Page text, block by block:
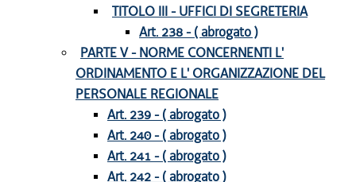
TITOLO III - UFFICI DI SEGRETERIA
Art. 238 - ( abrogato )
PARTE V - NORME CONCERNENTI L'
ORDINAMENTO E L' ORGANIZZAZIONE DEL
PERSONALE REGIONALE
Art. 239 - ( abrogato )
Art. 240 - ( abrogato )
Art. 241 - ( abrogato )
Art. 242 - ( abrogato )